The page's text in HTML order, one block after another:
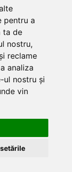
pentru a
ta de
nostru,
reclame
analiza
ul nostru și
vin
min
livrare sunt
Mancare
aplicatia din